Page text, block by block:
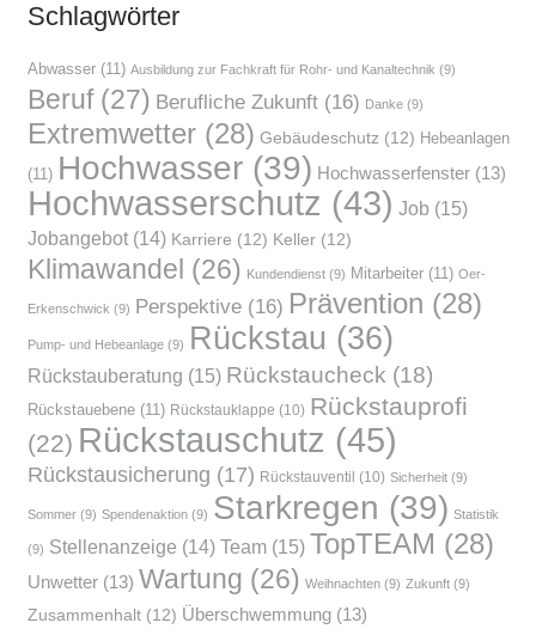
Schlag­wör­ter
Abwasser(11) Ausbildung zur Fachkraft für Rohr- und Kanaltechnik (9)
Beruf(27) Berufliche Zukunft(16) Danke(9)
Extremwetter(28) Gebäudeschutz(12) Hebeanlagen
(11) Hochwasser(39) Hochwasserfenster(13)
Hochwasserschutz (43) Job(15)
Jobangebot(14) Karriere (12) Keller(12)
Klimawandel (26) Kundendienst(9) Mitarbeiter(11) Oer-
Erkenschwick (9) Perspektive(16) Prävention (28)
Pump- und Hebeanlage(9) Rückstau (36)
Rückstauberatung (15) Rückstaucheck (18)
Rückstauebene(11) Rückstauklappe (10) Rückstauprofi
(22) Rückstauschutz (45)
Rückstausicherung (17) Rückstauventil (10) Sicherheit(9)
Sommer(9) Spendenaktion(9) Starkregen (39) Statistik
(9) Stellenanzeige (14) Team(15) TopTEAM (28)
Unwetter(13) Wartung (26) Weihnachten(9) Zukunft(9)
Zusammenhalt(12) Überschwemmung(13)